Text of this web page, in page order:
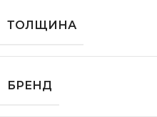
ТОЛЩИНА
БРЕНД